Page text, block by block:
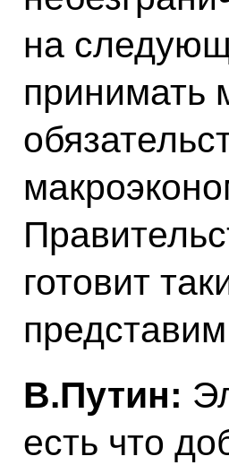
на
принимать
готовит
В.Путин:
есть что